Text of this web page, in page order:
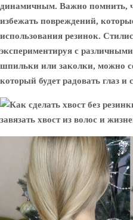
динамичным. Важно помнить,
избежать повреждений,
использования резинок.
экспериментируя с
шпильки или заколки, можно
который будет радовать глаз и